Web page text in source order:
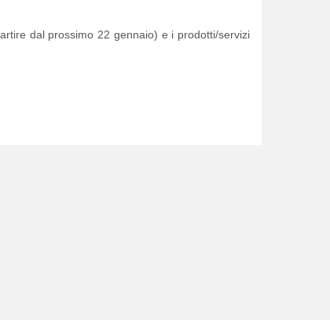
dal prossimo 22 gennaio) e i prodotti/servizi